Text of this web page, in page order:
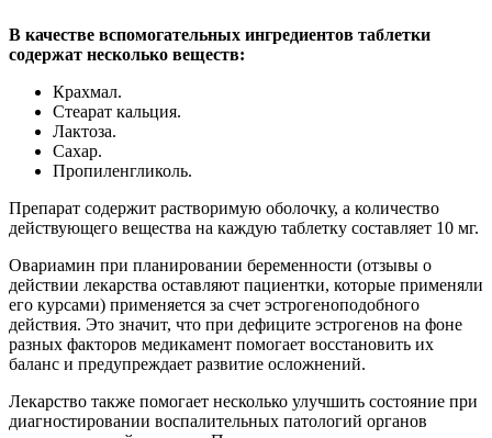
В качестве вспомогательных ингредиентов таблетки
содержат несколько веществ:
Крахмал.
Стеарат кальция.
Лактоза.
Сахар.
Пропиленгликоль.
Препарат содержит растворимую оболочку, а количество
действующего вещества на каждую таблетку составляет 10 мг.
Овариамин при планировании беременности (отзывы о
действии лекарства оставляют пациентки, которые применяли
его курсами) применяется за счет эстрогеноподобного
действия. Это значит, что при дефиците эстрогенов на фоне
разных факторов медикамент помогает восстановить их
баланс и предупреждает развитие осложнений.
Лекарство также помогает несколько улучшить состояние при
диагностировании воспалительных патологий органов